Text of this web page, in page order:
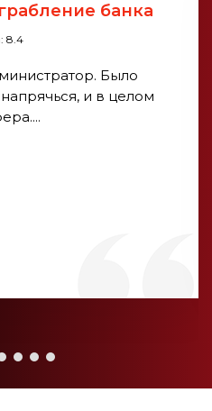
маньяка
9.6
мальчиков.
и с удовольствием
с
вместе с